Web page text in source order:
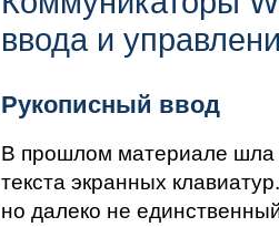
ввода и
Рукописный ввод
В прошлом материале шла
текста экранных
но далеко не